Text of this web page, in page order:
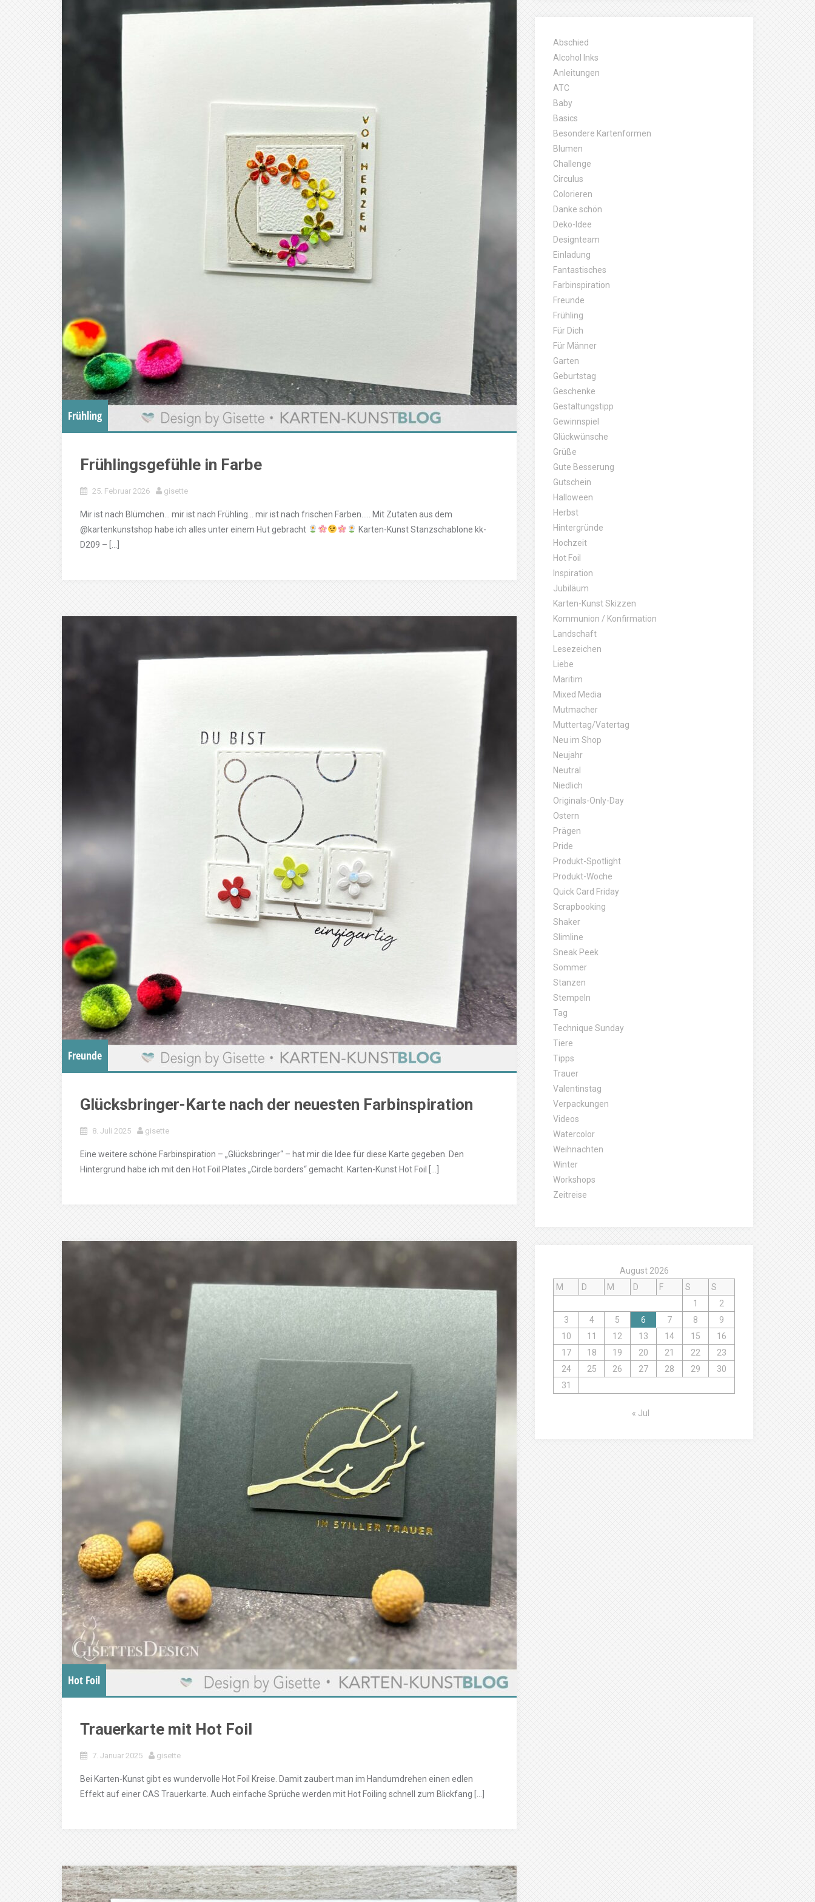
Frühling
Frühlingsgefühle in Farbe
25. Februar 2026 gisette
Mir ist nach Blümchen… mir ist nach Frühling… mir ist nach frischen Farben….. Mit Zutaten aus dem
@kartenkunstshop habe ich alles unter einem Hut gebracht
Karten-Kunst Stanzschablone kk-
D209 – […]
Freunde
Glücksbringer-Karte nach der neuesten Farbinspiration
8. Juli 2025 gisette
Eine weitere schöne Farbinspiration – „Glücksbringer“ – hat mir die Idee für diese Karte gegeben. Den
Hintergrund habe ich mit den Hot Foil Plates „Circle borders“ gemacht. Karten-Kunst Hot Foil […]
Hot Foil
Trauerkarte mit Hot Foil
7. Januar 2025 gisette
Bei Karten-Kunst gibt es wundervolle Hot Foil Kreise. Damit zaubert man im Handumdrehen einen edlen
Effekt auf einer CAS Trauerkarte. Auch einfache Sprüche werden mit Hot Foiling schnell zum Blickfang […]
Abschied
Alcohol Inks
Anleitungen
ATC
Baby
Basics
Besondere Kartenformen
Blumen
Challenge
Circulus
Colorieren
Danke schön
Deko-Idee
Designteam
Einladung
Fantastisches
Farbinspiration
Freunde
Frühling
Für Dich
Für Männer
Garten
Geburtstag
Geschenke
Gestaltungstipp
Gewinnspiel
Glückwünsche
Grüße
Gute Besserung
Gutschein
Halloween
Herbst
Hintergründe
Hochzeit
Hot Foil
Inspiration
Jubiläum
Karten-Kunst Skizzen
Kommunion / Konfirmation
Landschaft
Lesezeichen
Liebe
Maritim
Mixed Media
Mutmacher
Muttertag/Vatertag
Neu im Shop
Neujahr
Neutral
Niedlich
Originals-Only-Day
Ostern
Prägen
Pride
Produkt-Spotlight
Produkt-Woche
Quick Card Friday
Scrapbooking
Shaker
Slimline
Sneak Peek
Sommer
Stanzen
Stempeln
Tag
Technique Sunday
Tiere
Tipps
Trauer
Valentinstag
Verpackungen
Videos
Watercolor
Weihnachten
Winter
Workshops
Zeitreise
August 2026
M
D M D F S
S
1
2
3
4 5 6 7 8
9
10
11 12 13 14 15
16
17
18 19 20 21 22
23
24
25 26 27 28 29
30
31
« Jul